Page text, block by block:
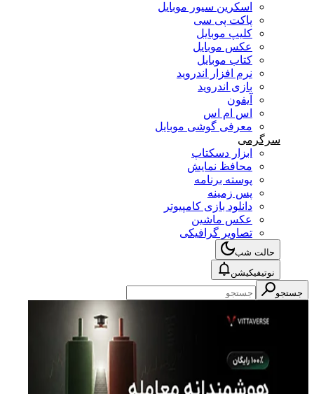
اسکرین سیور موبایل
پاکت پی سی
کلیپ موبایل
عکس موبایل
کتاب موبایل
نرم افزار اندروید
بازی اندروید
آیفون
اس ام اس
معرفی گوشی موبایل
سرگرمی
ابزار دسکتاپ
محافظ نمایش
پوسته برنامه
پس زمینه
دانلود بازی کامپیوتر
عکس ماشین
تصاویر گرافیکی
حالت شب
نوتیفیکیشن
جستجو